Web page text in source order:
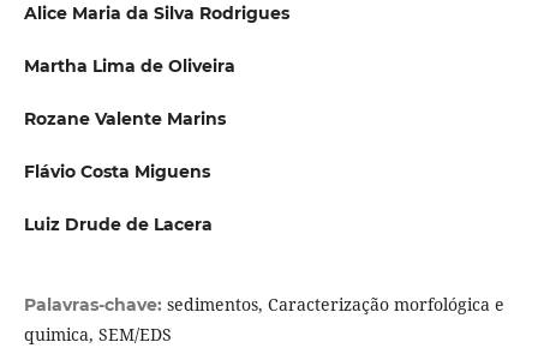
Alice Maria da Silva Rodrigues
Martha Lima de Oliveira
Rozane Valente Marins
Flávio Costa Miguens
Luiz Drude de Lacera
Palavras-chave: sedimentos, Caracterização morfológica e
quimica, SEM/EDS